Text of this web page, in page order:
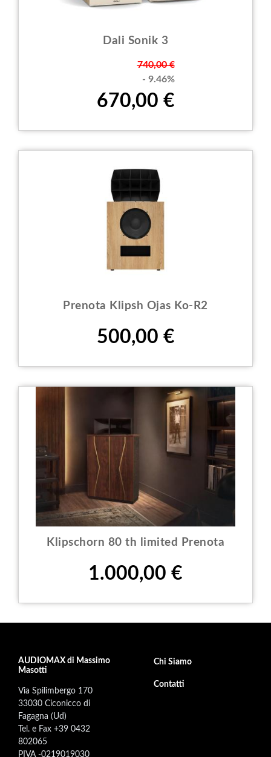
Dali Sonik 3
740,00 €
- 9.46%
670,00 €
Prenota Klipsh Ojas Ko-R2
Prezzo
500,00 €
Klipschorn 80 th limited Prenota
Prezzo
1.000,00 €
AUDIOMAX di Massimo
Masotti
Via Spilimbergo 170
33030 Ciconicco di
Fagagna (Ud)
Tel. e Fax +39 0432
802065
PIVA -0219019030
Footer secondary menu
Chi Siamo
Contatti